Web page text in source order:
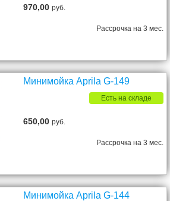
970,00руб.
Рассрочка на 3 мес.
Минимойка Aprila G-149
Есть на складе
650,00руб.
Рассрочка на 3 мес.
Минимойка Aprila G-144